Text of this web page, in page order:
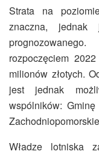
Strata na
znaczna,
rozpoczęciem
milionów złotych.
jest jednak
wspólników:
Władze lotniska